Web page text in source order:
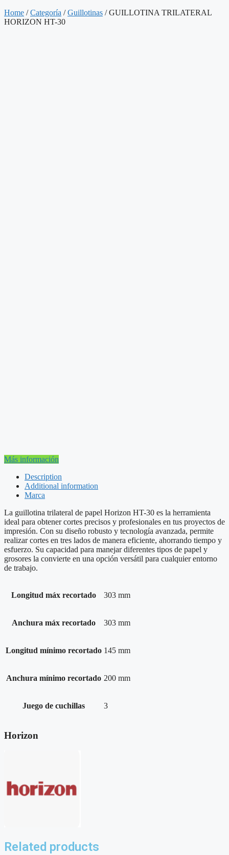
Home /Categoría /Guillotinas / GUILLOTINA TRILATERAL
HORIZON HT-30
Más información
Description
Additional information
Marca
La guillotina trilateral de papel Horizon HT-30 es la herramienta
ideal para obtener cortes precisos y profesionales en tus proyectos de
impresión. Con su diseño robusto y tecnología avanzada, permite
realizar cortes en tres lados de manera eficiente, ahorrando tiempo y
esfuerzo. Su capacidad para manejar diferentes tipos de papel y
grosores la convierte en una opción versátil para cualquier entorno
de trabajo.
Longitud máx recortado 303 mm
Anchura máx recortado 303 mm
Longitud mínimo recortado 145 mm
Anchura mínimo recortado 200 mm
Juego de cuchillas 3
Horizon
Related products